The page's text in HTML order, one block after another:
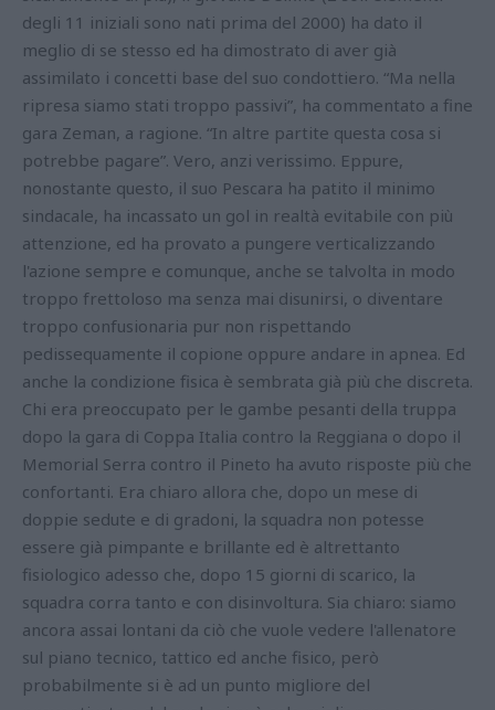
degli 11 iniziali sono nati prima del 2000) ha dato il
meglio di se stesso ed ha dimostrato di aver già
assimilato i concetti base del suo condottiero. “Ma nella
ripresa siamo stati troppo passivi”, ha commentato a fine
gara Zeman, a ragione. “In altre partite questa cosa si
potrebbe pagare”. Vero, anzi verissimo. Eppure,
nonostante questo, il suo Pescara ha patito il minimo
sindacale, ha incassato un gol in realtà evitabile con più
attenzione, ed ha provato a pungere verticalizzando
l'azione sempre e comunque, anche se talvolta in modo
troppo frettoloso ma senza mai disunirsi, o diventare
troppo confusionaria pur non rispettando
pedissequamente il copione oppure andare in apnea. Ed
anche la condizione fisica è sembrata già più che discreta.
Chi era preoccupato per le gambe pesanti della truppa
dopo la gara di Coppa Italia contro la Reggiana o dopo il
Memorial Serra contro il Pineto ha avuto risposte più che
confortanti. Era chiaro allora che, dopo un mese di
doppie sedute e di gradoni, la squadra non potesse
essere già pimpante e brillante ed è altrettanto
fisiologico adesso che, dopo 15 giorni di scarico, la
squadra corra tanto e con disinvoltura. Sia chiaro: siamo
ancora assai lontani da ciò che vuole vedere l'allenatore
sul piano tecnico, tattico ed anche fisico, però
probabilmente si è ad un punto migliore del